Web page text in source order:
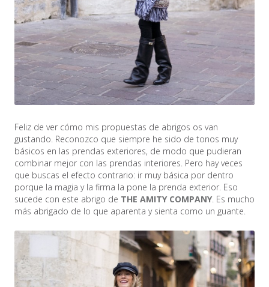
Feliz de ver cómo mis propuestas de abrigos os van
gustando. Reconozco que siempre he sido de tonos muy
básicos en las prendas exteriores, de modo que pudieran
combinar mejor con las prendas interiores. Pero hay veces
que buscas el efecto contrario: ir muy básica por dentro
porque la magia y la firma la pone la prenda exterior. Eso
sucede con este abrigo de THE AMITY COMPANY. Es mucho
más abrigado de lo que aparenta y sienta como un guante.